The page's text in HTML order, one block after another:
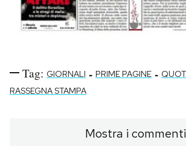
Tag: GIORNALI - PRIME PAGINE -
RASSEGNA STAMPA
Mostra i commenti